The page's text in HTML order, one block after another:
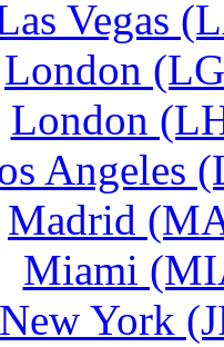
Vegas
London
London
Angeles
Madrid
Miami
New York